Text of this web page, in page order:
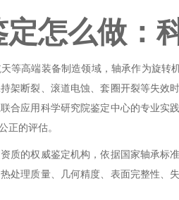
怎么做：
等高端装备制造领域，轴承作为旋
架断裂、滚道电蚀、套圈开裂等失效
合应用科学研究院鉴定中心的专业实
正的评估。
质的权威鉴定机构，依据国家轴承标
处理质量、几何精度、表面完整性